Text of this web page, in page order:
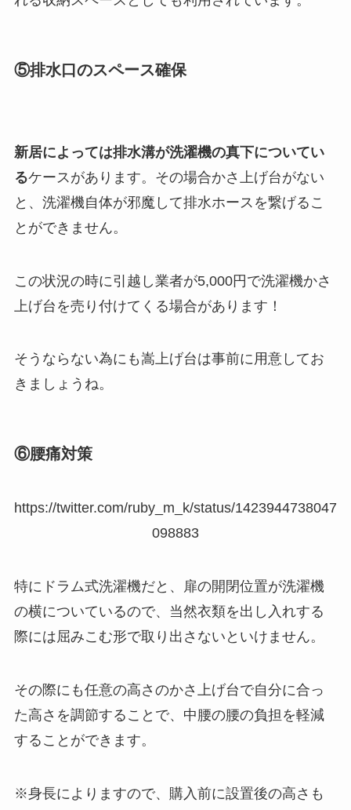
⑤排水口のスペース確保
新居によっては排水溝が洗濯機の真下についてい
るケースがあります。その場合かさ上げ台がない
と、洗濯機自体が邪魔して排水ホースを繋げるこ
とができません。
この状況の時に引越し業者が5,000円で洗濯機かさ
上げ台を売り付けてくる場合があります！
そうならない為にも嵩上げ台は事前に用意してお
きましょうね。
⑥腰痛対策
https://twitter.com/ruby_m_k/status/1423944738047
098883
特にドラム式洗濯機だと、扉の開閉位置が洗濯機
の横についているので、当然衣類を出し入れする
際には屈みこむ形で取り出さないといけません。
その際にも任意の高さのかさ上げ台で自分に合っ
た高さを調節することで、中腰の腰の負担を軽減
することができます。
※身長によりますので、購入前に設置後の高さも